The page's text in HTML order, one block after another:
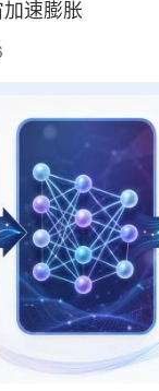
速膨胀